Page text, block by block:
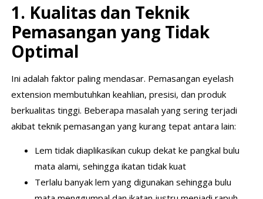
1. Kualitas dan Teknik
Pemasangan yang Tidak
Optimal
Ini adalah faktor paling mendasar. Pemasangan eyelash
extension membutuhkan keahlian, presisi, dan produk
berkualitas tinggi. Beberapa masalah yang sering terjadi
akibat teknik pemasangan yang kurang tepat antara lain:
Lem tidak diaplikasikan cukup dekat ke pangkal bulu
mata alami, sehingga ikatan tidak kuat
Terlalu banyak lem yang digunakan sehingga bulu